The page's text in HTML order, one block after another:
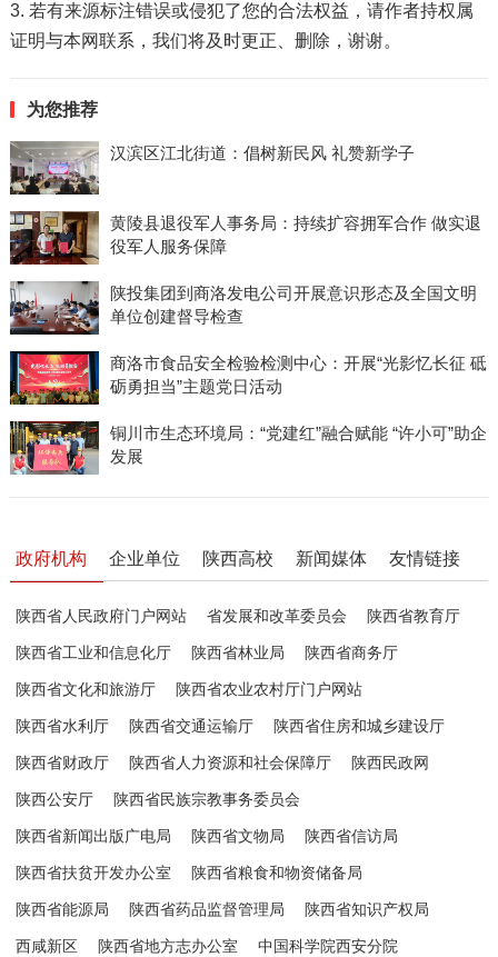
3. 若有来源标注错误或侵犯了您的合法权益，请作者持权属
证明与本网联系，我们将及时更正、删除，谢谢。
为您推荐
汉滨区江北街道：倡树新民风 礼赞新学子
黄陵县退役军人事务局：持续扩容拥军合作 做实退
役军人服务保障
陕投集团到商洛发电公司开展意识形态及全国文明
单位创建督导检查
商洛市食品安全检验检测中心：开展“光影忆长征 砥
砺勇担当”主题党日活动
铜川市生态环境局：“党建红”融合赋能 “许小可”助企
发展
政府机构 企业单位 陕西高校 新闻媒体 友情链接
陕西省人民政府门户网站 省发展和改革委员会 陕西省教育厅
陕西省工业和信息化厅 陕西省林业局 陕西省商务厅
陕西省文化和旅游厅 陕西省农业农村厅门户网站
陕西省水利厅 陕西省交通运输厅 陕西省住房和城乡建设厅
陕西省财政厅 陕西省人力资源和社会保障厅 陕西民政网
陕西公安厅 陕西省民族宗教事务委员会
陕西省新闻出版广电局 陕西省文物局 陕西省信访局
陕西省扶贫开发办公室 陕西省粮食和物资储备局
陕西省能源局 陕西省药品监督管理局 陕西省知识产权局
西咸新区 陕西省地方志办公室 中国科学院西安分院